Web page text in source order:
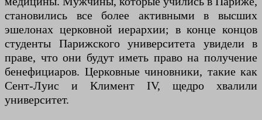
становились все более активными в высших
эшелонах церковной иерархии; в конце концов
студенты Парижского университета увидели в
праве, что они будут иметь право на получение
бенефициаров. Церковные чиновники, такие как
Сент-Луис и Климент IV, щедро хвалили
университет.